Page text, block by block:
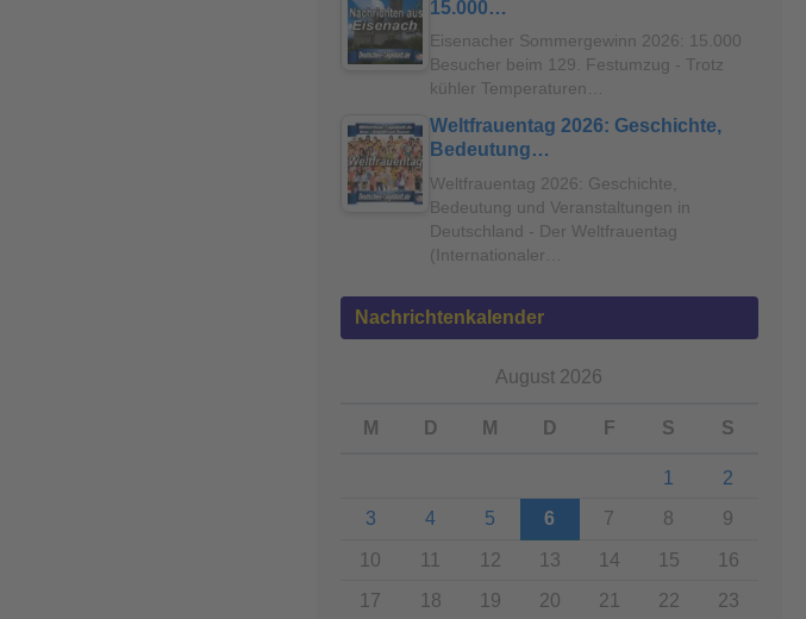
15.000…
Eisenacher Sommergewinn 2026: 15.000
Besucher beim 129. Festumzug - Trotz
kühler Temperaturen…
Weltfrauentag 2026: Geschichte,
Bedeutung…
Weltfrauentag 2026: Geschichte,
Bedeutung und Veranstaltungen in
Deutschland - Der Weltfrauentag
(Internationaler…
Nachrichtenkalender
August 2026
M D M D F S S
1
2
3
4 5 6 7 8 9
10 11 12 13 14 15
16
17
18 19 20 21 22
23